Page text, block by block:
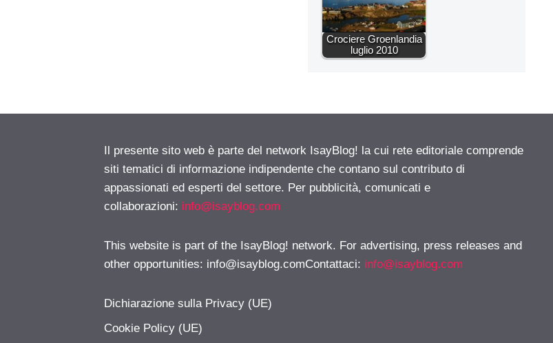
Crociere Groenlandia
luglio 2010
Il presente sito web è parte del network IsayBlog! la cui rete editoriale comprende
siti tematici di informazione indipendente che contano sul contributo di
appassionati ed esperti del settore. Per pubblicità, comunicati e
collaborazioni: info@isayblog.com
This website is part of the IsayBlog! network. For advertising, press releases and
other opportunities: info@isayblog.comContattaci: info@isayblog.com
Dichiarazione sulla Privacy (UE)
Cookie Policy (UE)